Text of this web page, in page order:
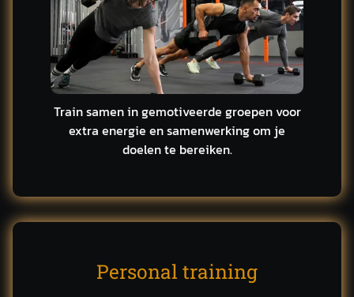
Train samen in gemotiveerde groepen voor
extra energie en samenwerking om je
doelen te bereiken.
Personal training